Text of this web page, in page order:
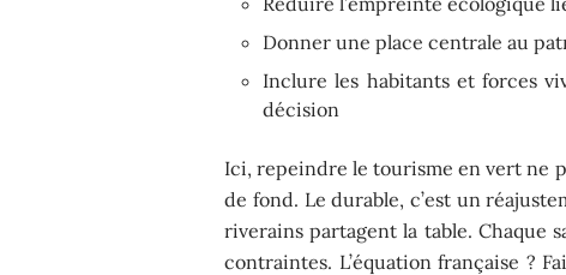
Donner une place centrale au
Inclure les habitants et forces
décision
Ici, repeindre le tourisme en vert ne
de fond. Le durable, c’est un
riverains partagent la table. Chaque
contraintes. L’équation française ?